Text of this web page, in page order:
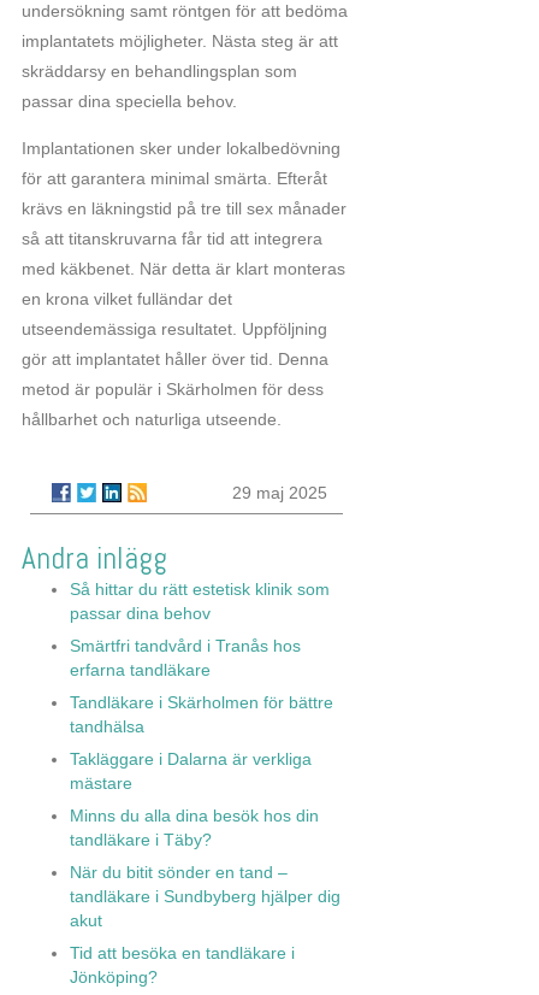
undersökning samt röntgen för att bedöma
implantatets möjligheter. Nästa steg är att
skräddarsy en behandlingsplan som
passar dina speciella behov.
Implantationen sker under lokalbedövning
för att garantera minimal smärta. Efteråt
krävs en läkningstid på tre till sex månader
så att titanskruvarna får tid att integrera
med käkbenet. När detta är klart monteras
en krona vilket fulländar det
utseendemässiga resultatet. Uppföljning
gör att implantatet håller över tid. Denna
metod är populär i Skärholmen för dess
hållbarhet och naturliga utseende.
29 maj 2025
Andra inlägg
Så hittar du rätt estetisk klinik som
passar dina behov
Smärtfri tandvård i Tranås hos
erfarna tandläkare
Tandläkare i Skärholmen för bättre
tandhälsa
Takläggare i Dalarna är verkliga
mästare
Minns du alla dina besök hos din
tandläkare i Täby?
När du bitit sönder en tand –
tandläkare i Sundbyberg hjälper dig
akut
Tid att besöka en tandläkare i
Jönköping?